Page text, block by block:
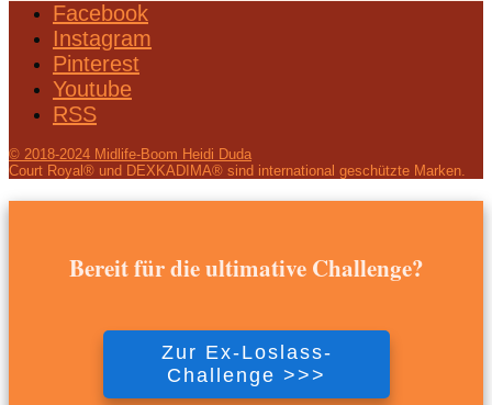
Facebook
Instagram
Pinterest
Youtube
RSS
© 2018-2024 Midlife-Boom Heidi Duda
Court Royal® und DEXKADIMA® sind international geschützte Marken.
Bereit für die ultimative Challenge?
Zur Ex-Loslass-
Challenge >>>